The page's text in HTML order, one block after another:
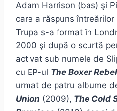
Adam Harrison (bas) şi
care a răspuns întreărilor
Trupa s-a format în
2000 şi după o scurtă
activat sub numele de
cu EP-ul The Boxer
urmat de patru albume
Union (2009), The Cold